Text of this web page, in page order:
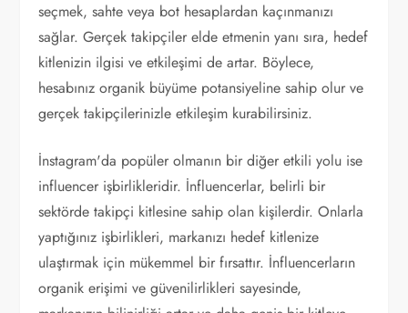
seçmek, sahte veya bot hesaplardan kaçınmanızı
sağlar. Gerçek takipçiler elde etmenin yanı sıra, hedef
kitlenizin ilgisi ve etkileşimi de artar. Böylece,
hesabınız organik büyüme potansiyeline sahip olur ve
gerçek takipçilerinizle etkileşim kurabilirsiniz.
İnstagram'da popüler olmanın bir diğer etkili yolu ise
influencer işbirlikleridir. İnfluencerlar, belirli bir
sektörde takipçi kitlesine sahip olan kişilerdir. Onlarla
yaptığınız işbirlikleri, markanızı hedef kitlenize
ulaştırmak için mükemmel bir fırsattır. İnfluencerların
organik erişimi ve güvenilirlikleri sayesinde,